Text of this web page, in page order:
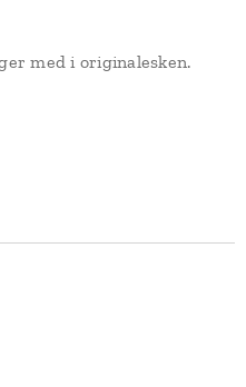
med i originalesken.